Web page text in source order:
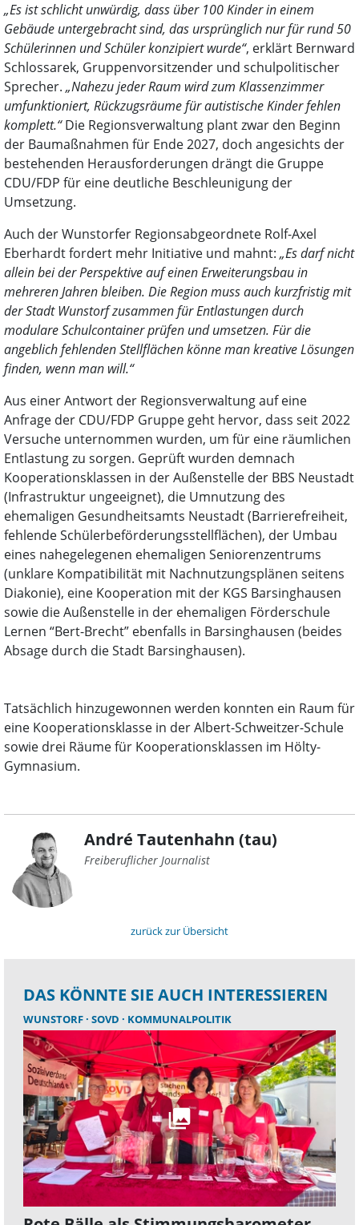
„Es ist schlicht unwürdig, dass über 100 Kinder in einem
Gebäude untergebracht sind, das ursprünglich nur für rund 50
Schülerinnen und Schüler konzipiert wurde“, erklärt Bernward
Schlossarek, Gruppenvorsitzender und schulpolitischer
Sprecher. „Nahezu jeder Raum wird zum Klassenzimmer
umfunktioniert, Rückzugsräume für autistische Kinder fehlen
komplett.“Die Regionsverwaltung plant zwar den Beginn
der Baumaßnahmen für Ende 2027, doch angesichts der
bestehenden Herausforderungen drängt die Gruppe
CDU/FDP für eine deutliche Beschleunigung der
Umsetzung.
Auch der Wunstorfer Regionsabgeordnete Rolf-Axel
Eberhardt fordert mehr Initiative und mahnt: „Es darf nicht
allein bei der Perspektive auf einen Erweiterungsbau in
mehreren Jahren bleiben. Die Region muss auch kurzfristig mit
der Stadt Wunstorf zusammen für Entlastungen durch
modulare Schulcontainer prüfen und umsetzen. Für die
angeblich fehlenden Stellflächen könne man kreative Lösungen
finden, wenn man will.“
Aus einer Antwort der Regionsverwaltung auf eine
Anfrage der CDU/FDP Gruppe geht hervor, dass seit 2022
Versuche unternommen wurden, um für eine räumlichen
Entlastung zu sorgen. Geprüft wurden demnach
Kooperationsklassen in der Außenstelle der BBS Neustadt
(Infrastruktur ungeeignet), die Umnutzung des
ehemaligen Gesundheitsamts Neustadt (Barrierefreiheit,
fehlende Schülerbeförderungsstellflächen), der Umbau
eines nahegelegenen ehemaligen Seniorenzentrums
(unklare Kompatibilität mit Nachnutzungsplänen seitens
Diakonie), eine Kooperation mit der KGS Barsinghausen
sowie die Außenstelle in der ehemaligen Förderschule
Lernen “Bert-Brecht” ebenfalls in Barsinghausen (beides
Absage durch die Stadt Barsinghausen).
Tatsächlich hinzugewonnen werden konnten ein Raum für
eine Kooperationsklasse in der Albert-Schweitzer-Schule
sowie drei Räume für Kooperationsklassen im Hölty-
Gymnasium.
André Tautenhahn (tau)
Freiberuflicher Journalist
zurück zur Übersicht
DAS KÖNNTE SIE AUCH INTERESSIEREN
WUNSTORF SOVD KOMMUNALPOLITIK